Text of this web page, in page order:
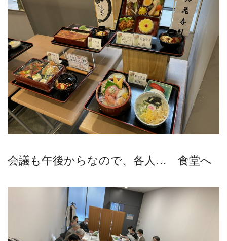
会議も午後からなので、各人… 食堂へ